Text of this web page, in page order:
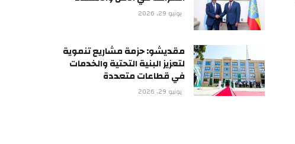
يونيو 29, 2026
مقديشو: حزمة مشاريع تنموية
لتعزيز البنية التحتية والخدمات
في قطاعات متعددة
يونيو 29, 2026